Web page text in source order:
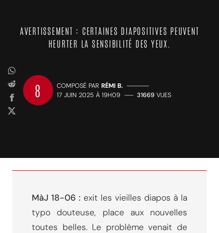
AVERTISSEMENT : CERTAINES DIAPOSITIVES PEUVENT
HEURTER LA SENSIBILITÉ DES YEUX.
8 COMPOSÉ PAR RÉMI B. —————
17 JUIN 2025 À 19H09 —— 31669 VUES
MàJ 18-06 : exit les vieilles diapos à la
typo douteuse, place aux nouvelles
toutes belles. Le problème venait de